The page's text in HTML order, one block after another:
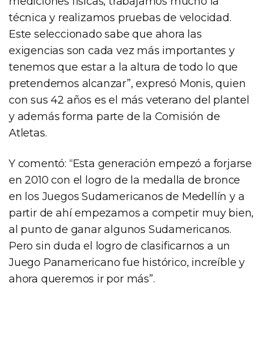
técnica y realizamos pruebas de velocidad.
Este seleccionado sabe que ahora las
exigencias son cada vez más importantes y
tenemos que estar a la altura de todo lo que
pretendemos alcanzar”, expresó Monis, quien
con sus 42 años es el más veterano del plantel
y además forma parte de la Comisión de
Atletas.
Y comentó: “Esta generación empezó a forjarse
en 2010 con el logro de la medalla de bronce
en los Juegos Sudamericanos de Medellín y a
partir de ahí empezamos a competir muy bien,
al punto de ganar algunos Sudamericanos.
Pero sin duda el logro de clasificarnos a un
Juego Panamericano fue histórico, increíble y
ahora queremos ir por más”.